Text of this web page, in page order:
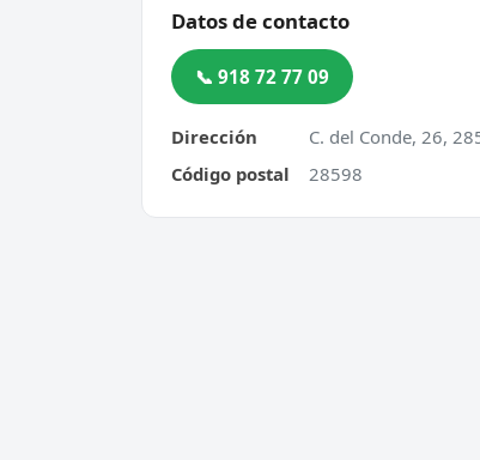
Datos de contacto
📞 918 72 77 09
Dirección
C. del Conde, 26,
Código postal
28598